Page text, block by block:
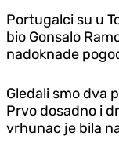
Portugalci su u
bio Gonsalo
nadoknade
Gledali smo dva
Prvo dosadno i
vrhunac je bila